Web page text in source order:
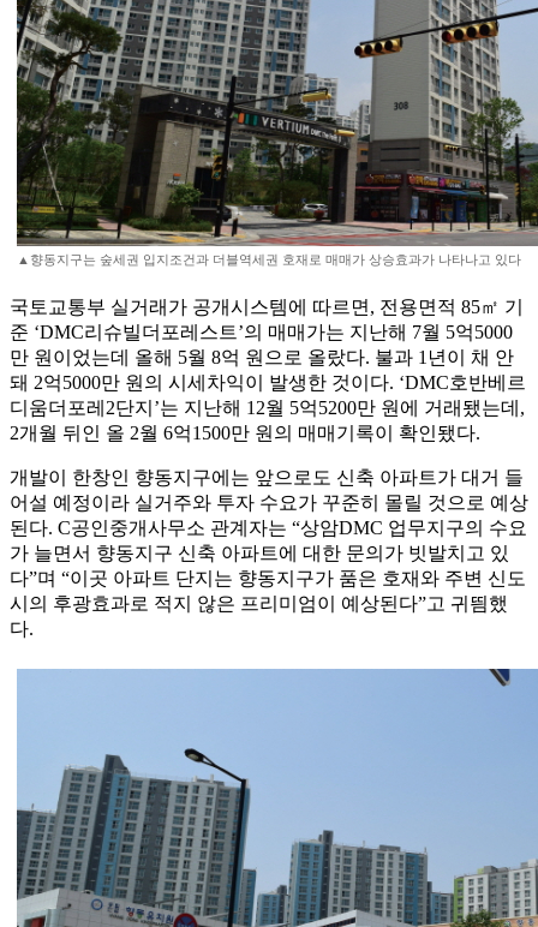
▲향동지구는 숲세권 입지조건과 더블역세권 호재로 매매가 상승효과가 나타나고 있다
국토교통부 실거래가 공개시스템에 따르면, 전용면적 85㎡ 기
준 ‘DMC리슈빌더포레스트’의 매매가는 지난해 7월 5억5000
만 원이었는데 올해 5월 8억 원으로 올랐다. 불과 1년이 채 안
돼 2억5000만 원의 시세차익이 발생한 것이다. ‘DMC호반베르
디움더포레2단지’는 지난해 12월 5억5200만 원에 거래됐는데,
2개월 뒤인 올 2월 6억1500만 원의 매매기록이 확인됐다.
개발이 한창인 향동지구에는 앞으로도 신축 아파트가 대거 들
어설 예정이라 실거주와 투자 수요가 꾸준히 몰릴 것으로 예상
된다. C공인중개사무소 관계자는 “상암DMC 업무지구의 수요
가 늘면서 향동지구 신축 아파트에 대한 문의가 빗발치고 있
다”며 “이곳 아파트 단지는 향동지구가 품은 호재와 주변 신도
시의 후광효과로 적지 않은 프리미엄이 예상된다”고 귀띔했
다.